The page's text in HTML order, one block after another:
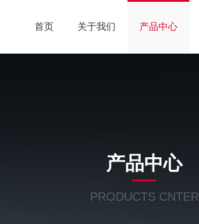
首页 关于我们 产品中心
产品中心
PRODUCTS CNTER